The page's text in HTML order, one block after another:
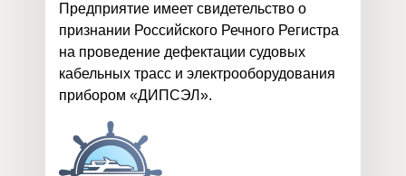
Предприятие имеет свидетельство о
признании Российского Речного Регистра
на проведение дефектации судовых
кабельных трасс и электрооборудования
прибором «ДИПСЭЛ».